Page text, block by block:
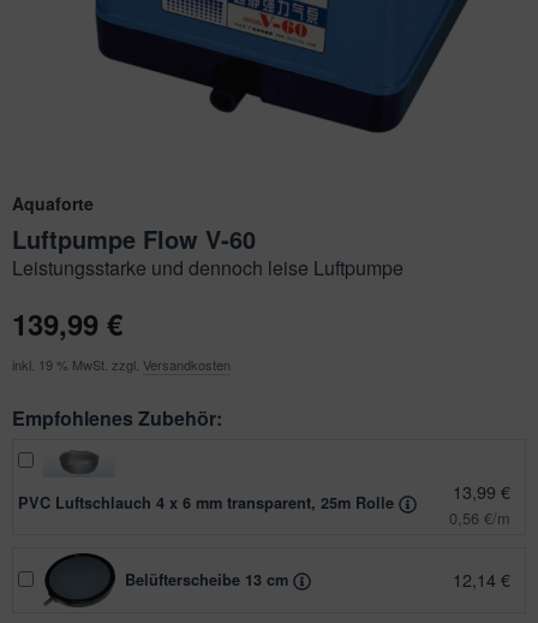
Aquaforte
Luftpumpe Flow V-60
Leistungsstarke und dennoch leise Luftpumpe
139,99 €
inkl. 19 % MwSt. zzgl. Versandkosten
Empfohlenes Zubehör:
13,99 €
0,56 €/m
PVC Luftschlauch 4 x 6 mm transparent, 25m Rolle
12,14 €
Belüfterscheibe 13 cm
für Teichfilter
Ersatzteile